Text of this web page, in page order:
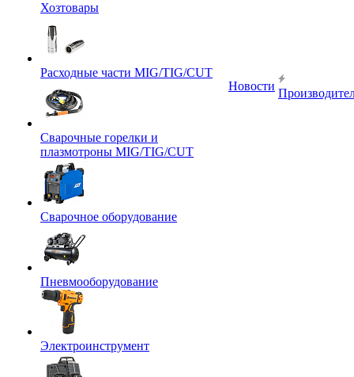
Хозтовары
Расходные части MIG/TIG/CUT
Сварочные горелки и
плазмотроны MIG/TIG/CUT
Сварочное оборудование
Пневмооборудование
Электроинструмент
Новости